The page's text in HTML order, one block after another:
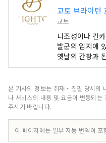
교토 브라이턴
교토
니조성이나 긴
발군의 입지에
옛날의 간장과
즐길 수 있습니
잘 아는 컨시어
처, 전통 공예의
감상할 수 있는
㎡로 큰 가방이
한 소파도 완비
본 기사의 정보는 취재・집필 당시의
나 서비스의 내용 및 요금이 변동되
주시기 바랍니다.
이 페이지에는 일부 자동 번역이